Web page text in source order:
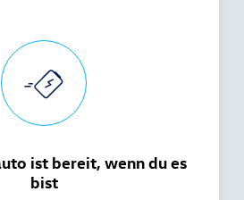
ist bereit, wenn du es
bist